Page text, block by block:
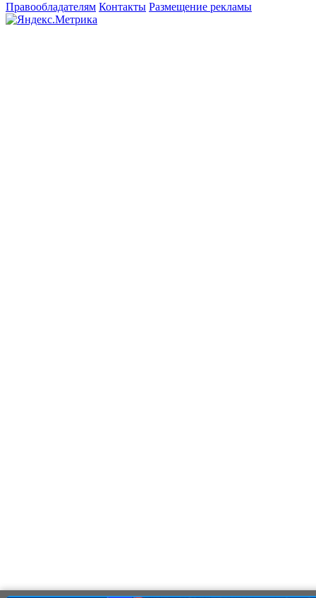
Правообладателям Контакты Размещение рекламы